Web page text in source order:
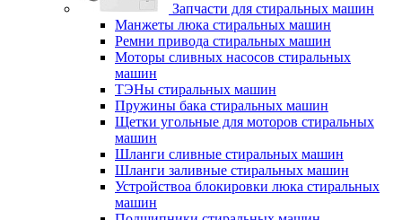
Запчасти для стиральных машин
Манжеты люка стиральных машин
Ремни привода стиральных машин
Моторы сливных насосов стиральных
машин
ТЭНы стиральных машин
Пружины бака стиральных машин
Щетки угольные для моторов стиральных
машин
Шланги сливные стиральных машин
Шланги заливные стиральных машин
Устройствоа блокировки люка стиральных
машин